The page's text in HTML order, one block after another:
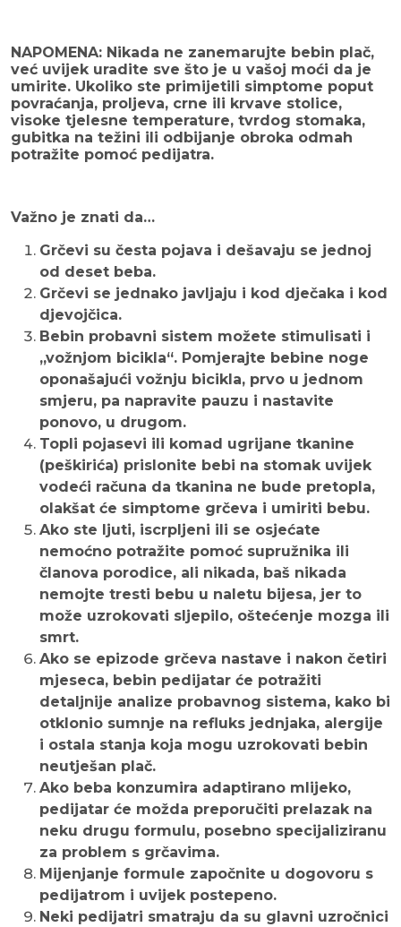
NAPOMENA: Nikada ne zanemarujte bebin plač,
već uvijek uradite sve što je u vašoj moći da je
umirite. Ukoliko ste primijetili simptome poput
povraćanja, proljeva, crne ili krvave stolice,
visoke tjelesne temperature, tvrdog stomaka,
gubitka na težini ili odbijanje obroka odmah
potražite pomoć pedijatra.
Važno je znati da…
Grčevi su česta pojava i dešavaju se jednoj
od deset beba.
Grčevi se jednako javljaju i kod dječaka i kod
djevojčica.
Bebin probavni sistem možete stimulisati i
„vožnjom bicikla“. Pomjerajte bebine noge
oponašajući vožnju bicikla, prvo u jednom
smjeru, pa napravite pauzu i nastavite
ponovo, u drugom.
Topli pojasevi ili komad ugrijane tkanine
(peškirića) prislonite bebi na stomak uvijek
vodeći računa da tkanina ne bude pretopla,
olakšat će simptome grčeva i umiriti bebu.
Ako ste ljuti, iscrpljeni ili se osjećate
nemoćno potražite pomoć supružnika ili
članova porodice, ali nikada, baš nikada
nemojte tresti bebu u naletu bijesa, jer to
može uzrokovati sljepilo, oštećenje mozga ili
smrt.
Ako se epizode grčeva nastave i nakon četiri
mjeseca, bebin pedijatar će potražiti
detaljnije analize probavnog sistema, kako bi
otklonio sumnje na refluks jednjaka, alergije
i ostala stanja koja mogu uzrokovati bebin
neutješan plač.
Ako beba konzumira adaptirano mlijeko,
pedijatar će možda preporučiti prelazak na
neku drugu formulu, posebno specijaliziranu
za problem s grčavima.
Mijenjanje formule započnite u dogovoru s
pedijatrom i uvijek postepeno.
Neki pedijatri smatraju da su glavni uzročnici